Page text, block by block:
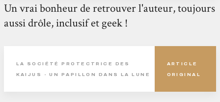
Un vrai bonheur de retrouver l'auteur, toujours
aussi drôle, inclusif et geek !
LA SOCIÉTÉ PROTECTRICE DES
KAIJUS - UN PAPILLON DANS LA LUNE
ARTICLE
ORIGINAL